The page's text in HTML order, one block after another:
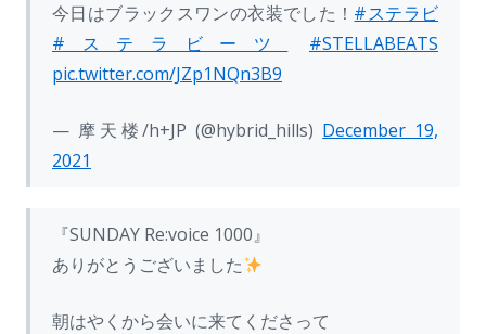
今日はブラックスワンの衣装でした！ #ステラビ
#ステラビーツ
#STELLABEATS
pic.twitter.com/JZp1NQn3B9
— 摩天楼/h+JP (@hybrid_hills) December 19,
2021
『SUNDAY Re:voice 1000』
ありがとうございました
朝はやくから会いに来てくださって